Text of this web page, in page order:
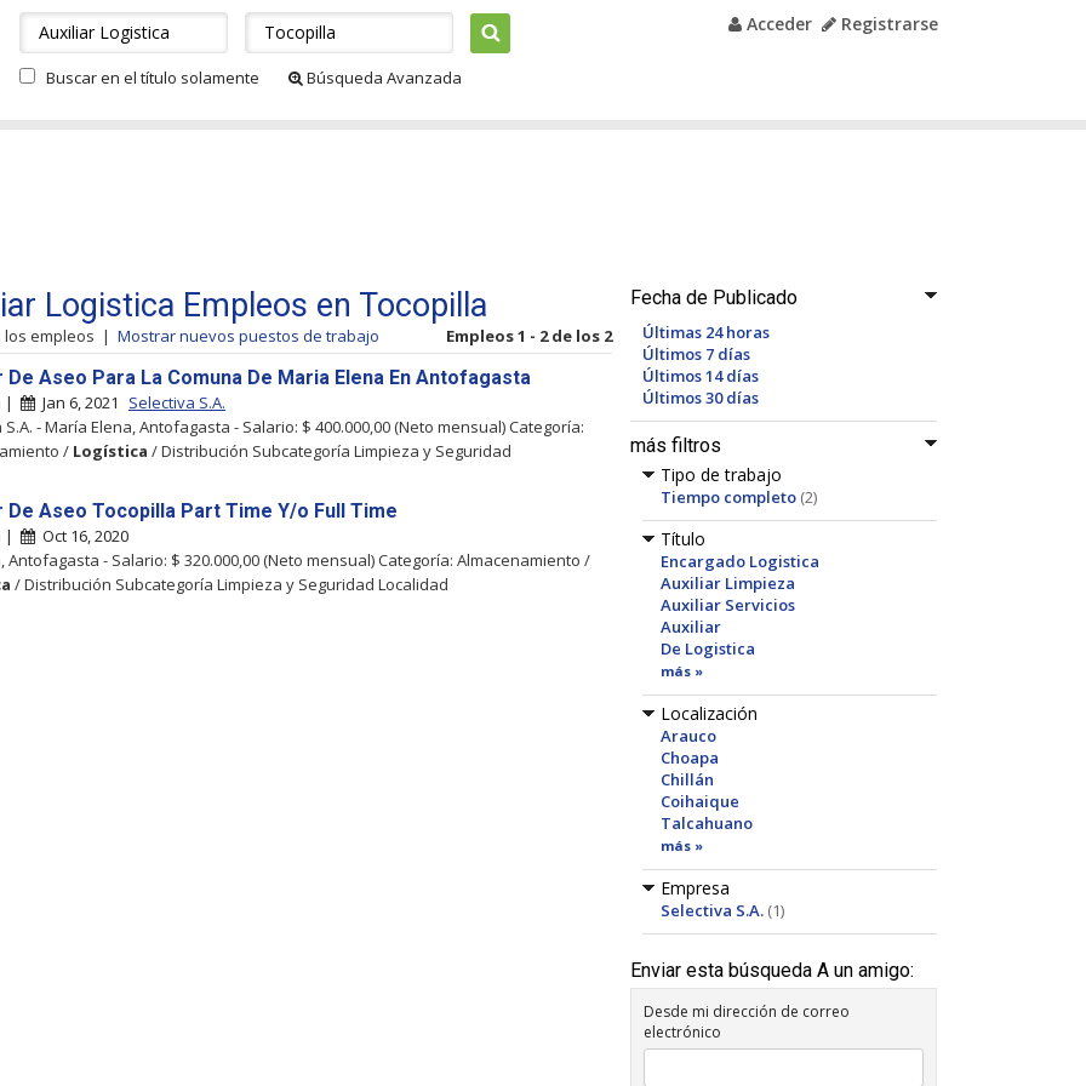
Acceder Registrarse
Buscar en el título solamente Búsqueda Avanzada
Fecha de Publicado
Últimas 24 horas
Últimos 7 días
Últimos 14 días
Últimos 30 días
más filtros
Tipo de trabajo
Tiempo completo (2)
Título
Encargado Logistica
Auxiliar Limpieza
Auxiliar Servicios
Auxiliar
De Logistica
más »
Localización
Arauco
Choapa
Chillán
Coihaique
Talcahuano
más »
Empresa
Selectiva S.A. (1)
Enviar esta búsqueda A un amigo:
Desde mi dirección de correo
electrónico
Logistica Empleos en Tocopilla
los empleos | Mostrar nuevos puestos de trabajo Empleos 1 - 2 de los 2
De Aseo Para La Comuna De Maria Elena En Antofagasta
| Jan 6, 2021
Selectiva S.A.
S.A. - María Elena, Antofagasta - Salario: $ 400.000,00 (Neto mensual) Categoría:
/ Logística / Distribución Subcategoría Limpieza y Seguridad
De Aseo Tocopilla Part Time Y/o Full Time
|
Oct 16, 2020
Antofagasta - Salario: $ 320.000,00 (Neto mensual) Categoría: Almacenamiento /
/ Distribución Subcategoría Limpieza y Seguridad Localidad